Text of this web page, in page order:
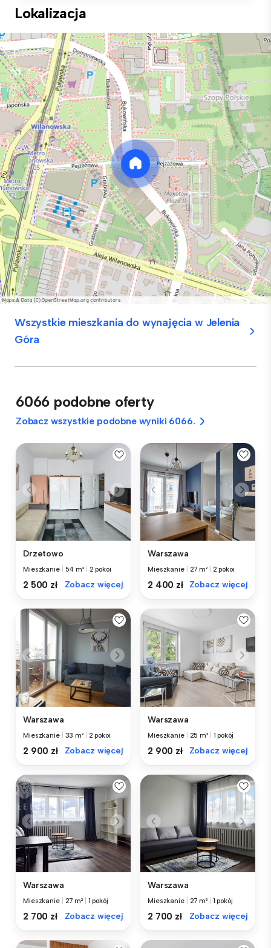
Lokalizacja
Wszystkie mieszkania do wynajęcia w Jelenia
Góra
6066 podobne oferty
Zobacz wszystkie podobne wyniki 6066.
Drzetowo
Mieszkanie 54 m² 2 pokoi
2 500 zł Zobacz więcej
Warszawa
Mieszkanie 27 m² 2 pokoi
2 400 zł Zobacz więcej
Warszawa
Mieszkanie 33 m² 2 pokoi
2 900 zł Zobacz więcej
Warszawa
Mieszkanie 25 m² 1 pokój
2 900 zł Zobacz więcej
Warszawa
Mieszkanie 27 m² 1 pokój
2 700 zł Zobacz więcej
Warszawa
Mieszkanie 27 m² 1 pokój
2 700 zł Zobacz więcej